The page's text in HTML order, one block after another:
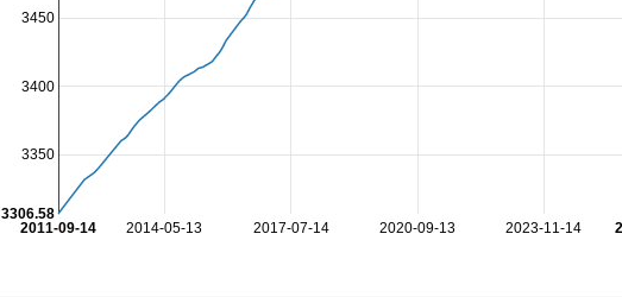
2014-05-13 2017-07-14 2020-09-13 2023-11-14
2011-09-14
3350
3400
3450
3306.58